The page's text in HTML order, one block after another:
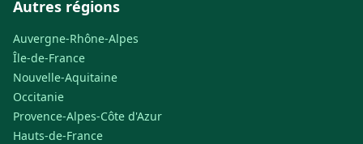
Autres régions
Auvergne-Rhône-Alpes
Île-de-France
Nouvelle-Aquitaine
Occitanie
Provence-Alpes-Côte d'Azur
Hauts-de-France